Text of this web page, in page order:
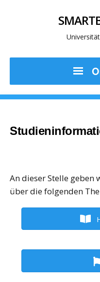
An dieser Stelle geben
über die folgenden